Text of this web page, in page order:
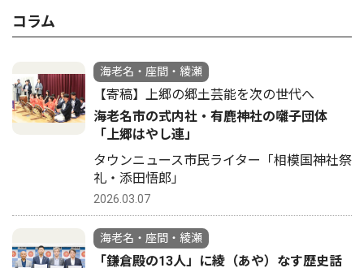
コラム
海老名・座間・綾瀬
【寄稿】上郷の郷土芸能を次の世代へ
海老名市の式内社・有鹿神社の囃子団体
「上郷はやし連」
タウンニュース市民ライター「相模国神社祭
礼・添田悟郎」
2026.03.07
海老名・座間・綾瀬
「鎌倉殿の13人」に綾（あや）なす歴史話